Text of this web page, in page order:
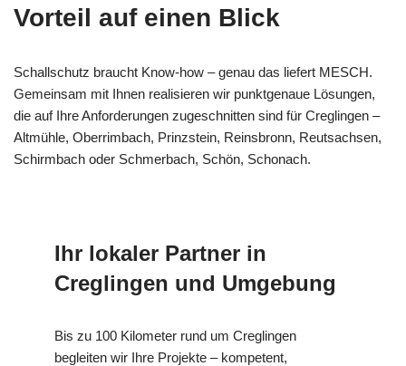
Vorteil auf einen Blick
Schallschutz braucht Know-how – genau das liefert MESCH.
Gemeinsam mit Ihnen realisieren wir punktgenaue Lösungen,
die auf Ihre Anforderungen zugeschnitten sind für Creglingen –
Altmühle, Oberrimbach, Prinzstein, Reinsbronn, Reutsachsen,
Schirmbach oder Schmerbach, Schön, Schonach.
Ihr lokaler Partner in
Creglingen und Umgebung
Bis zu 100 Kilometer rund um Creglingen
begleiten wir Ihre Projekte – kompetent,